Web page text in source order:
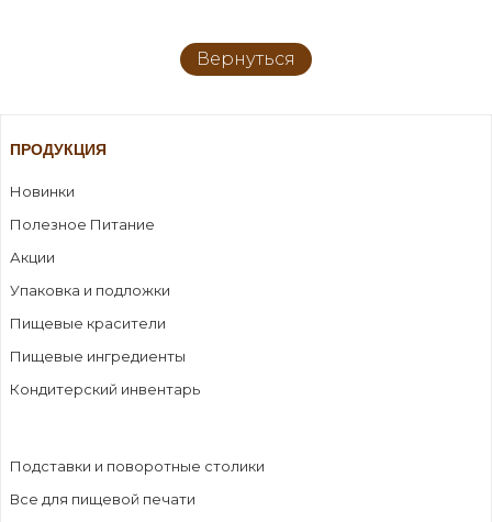
Вернуться
ПРОДУКЦИЯ
Новинки
Полезное Питание
Акции
Упаковка и подложки
Пищевые красители
Пищевые ингредиенты
Кондитерский инвентарь
Подставки и поворотные столики
Все для пищевой печати